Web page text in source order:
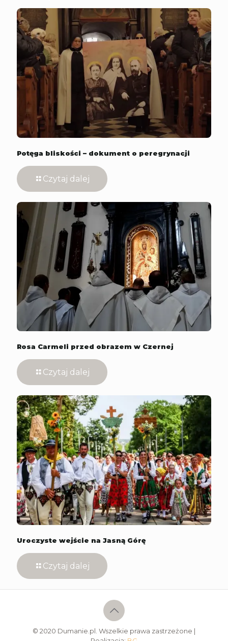
Potęga bliskości – dokument o peregrynacji
Czytaj dalej
Rosa Carmeli przed obrazem w Czernej
Czytaj dalej
Uroczyste wejście na Jasną Górę
Czytaj dalej
© 2020 Dumanie.pl. Wszelkie prawa zastrzeżone |